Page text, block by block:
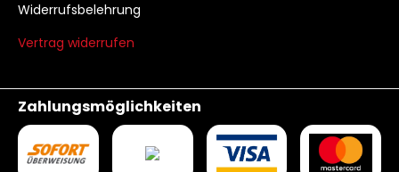
Widerrufsbelehrung
Vertrag widerrufen
Zahlungsmöglichkeiten